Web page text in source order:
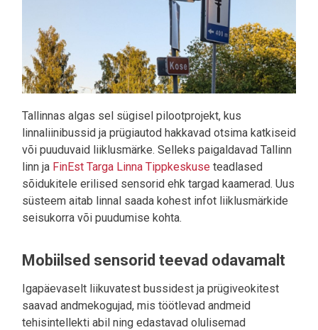
Tallinnas algas sel sügisel pilootprojekt, kus
linnaliinibussid ja prügiautod hakkavad otsima katkiseid
või puuduvaid liiklusmärke. Selleks paigaldavad Tallinn
linn ja FinEst Targa Linna Tippkeskuse teadlased
sõidukitele erilised sensorid ehk targad kaamerad. Uus
süsteem aitab linnal saada kohest infot liiklusmärkide
seisukorra või puudumise kohta.
Mobiilsed sensorid teevad odavamalt
Igapäevaselt liikuvatest bussidest ja prügiveokitest
saavad andmekogujad, mis töötlevad andmeid
tehisintellekti abil ning edastavad olulisemad